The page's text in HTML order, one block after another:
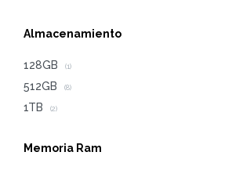
Almacenamiento
128GB (1)
512GB (8)
1TB (2)
Memoria Ram